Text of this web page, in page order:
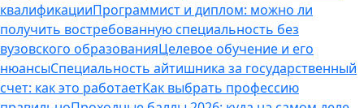
квалификацииПрограммист и диплом: можно ли
получить востребованную специальность без
вузовского образованияЦелевое обучение и его
нюансыСпециальность айтишника за государственный
счет: как это работаетКак выбрать профессию